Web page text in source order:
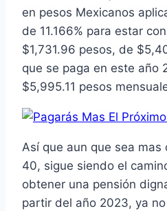
en pesos Mexicanos
de 11.166% para estar
$1,731.96 pesos, de
que se paga en este año
$5,995.11 pesos
Así que aun que sea mas
40, sigue siendo el
obtener una pensión
partir del año 2023, ya